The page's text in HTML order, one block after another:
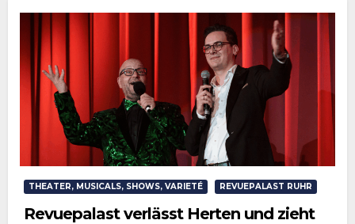
THEATER, MUSICALS, SHOWS, VARIETÉ REVUEPALAST RUHR
Revuepalast verlässt Herten und zieht